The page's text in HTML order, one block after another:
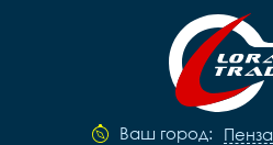
Ваш город: Пенза